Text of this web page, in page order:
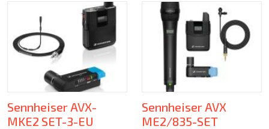
Sennheiser AVX-
MKE2 SET-3-EU
Sennheiser AVX
ME2/835-SET